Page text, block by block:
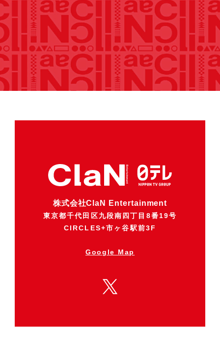
株式会社ClaN Entertainment
東京都千代田区九段南四丁目8番19号
CIRCLES+市ヶ谷駅前3F
Google Map